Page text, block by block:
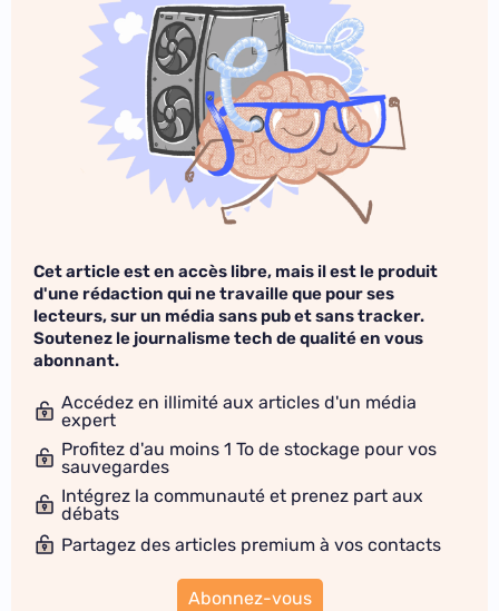
Cet article est en accès libre, mais il est le produit
d'une rédaction qui ne travaille que pour ses
lecteurs, sur un média sans pub et sans tracker.
Soutenez le journalisme tech de qualité en vous
abonnant.
Accédez en illimité aux articles d'un média
expert
Profitez d'au moins 1 To de stockage pour vos
sauvegardes
Intégrez la communauté et prenez part aux
débats
Partagez des articles premium à vos contacts
Abonnez-vous